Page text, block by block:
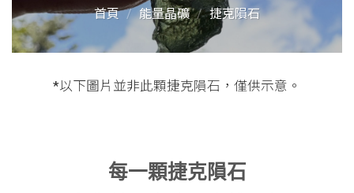
首頁 / 能量晶礦 / 捷克隕石
*以下圖片並非此顆捷克隕石，僅供示意。
每一顆捷克隕石